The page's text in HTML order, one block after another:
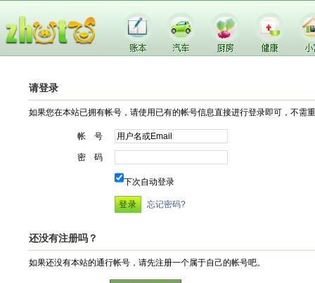
请登录
如果您在本站已拥有帐号，请使用已有的帐号信息直接进行登录即可，不需
帐 号
密 码
下次自动登录
忘记密码?
还没有注册吗？
如果还没有本站的通行帐号，请先注册一个属于自己的帐号吧。